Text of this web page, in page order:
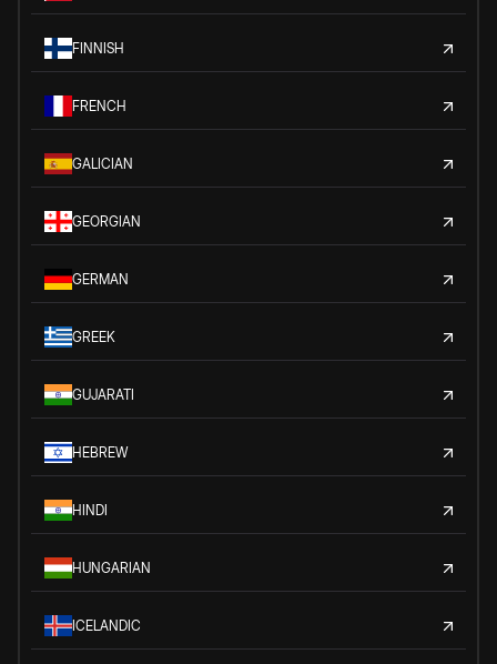
FINNISH
FRENCH
GALICIAN
GEORGIAN
GERMAN
GREEK
GUJARATI
HEBREW
HINDI
HUNGARIAN
ICELANDIC